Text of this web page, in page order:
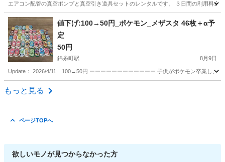
エアコン配管の真空ポンプと真空引き道具セットのレンタルです。 ３日間の利用料
東京 中央区 東京駅 ミニカー
値下げ:100→50円_ポケモン_メザスタ 46枚＋α予
定
50円
錦糸町駅 8月9日
Update： 2026/4/11 100→50円 ーーーーーーーーーーーー 子供がポケモン卒業し、
東京 墨田区
もっと見る
ページTOPへ
欲しいモノが見つからなかった方